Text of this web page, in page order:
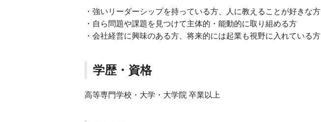
・強いリーダーシップを持っている方、人に教えることが好きな方
・自ら問題や課題を見つけて主体的・能動的に取り組める方
・会社経営に興味のある方、将来的には起業も視野に入れている方
学歴・資格
高等専門学校・大学・大学院 卒業以上